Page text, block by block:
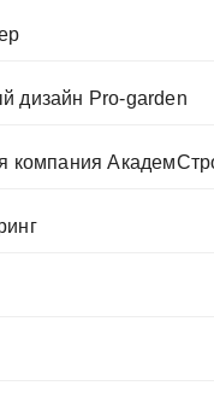
дизайн Pro-garden
компания